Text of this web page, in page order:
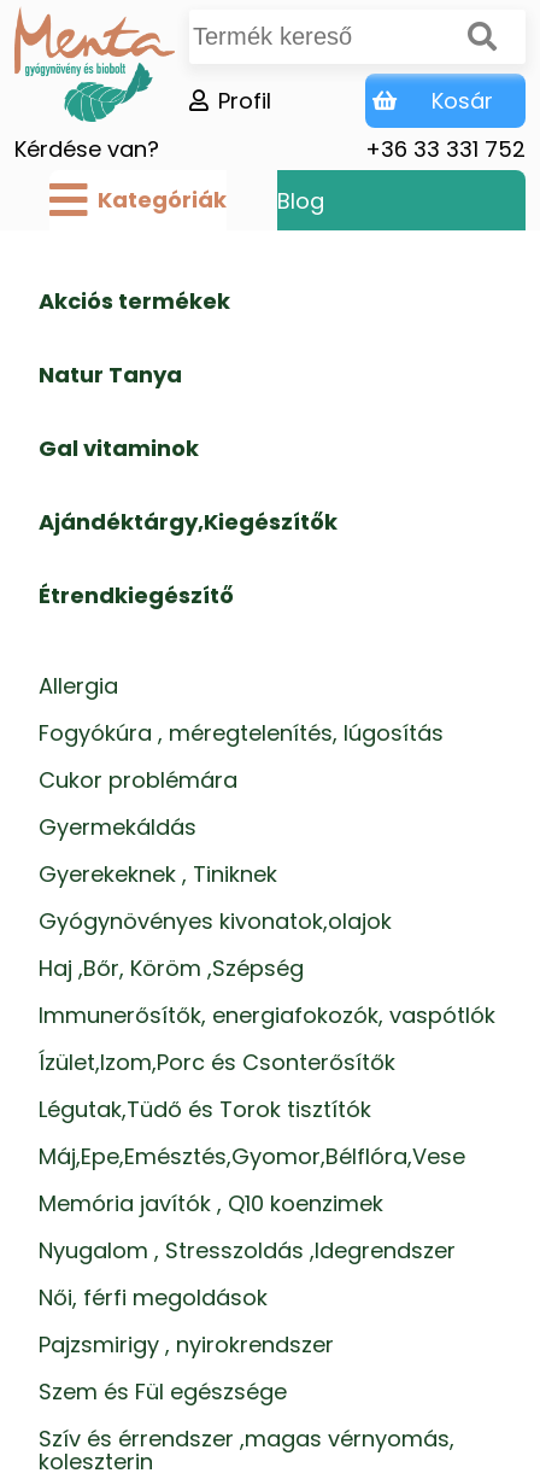
Kérdése van? +36 33 331 752
Profil Kosár
Kategóriák Blog
Akciós termékek
Natur Tanya
Gal vitaminok
Ajándéktárgy,Kiegészítők
Étrendkiegészítő
Allergia
Fogyókúra , méregtelenítés, lúgosítás
Cukor problémára
Gyermekáldás
Gyerekeknek , Tiniknek
Gyógynövényes kivonatok,olajok
Haj ,Bőr, Köröm ,Szépség
Immunerősítők, energiafokozók, vaspótlók
Ízület,Izom,Porc és Csonterősítők
Légutak,Tüdő és Torok tisztítók
Máj,Epe,Emésztés,Gyomor,Bélflóra,Vese
Memória javítók , Q10 koenzimek
Nyugalom , Stresszoldás ,Idegrendszer
Női, férfi megoldások
Pajzsmirigy , nyirokrendszer
Szem és Fül egészsége
Szív és érrendszer ,magas vérnyomás,
koleszterin